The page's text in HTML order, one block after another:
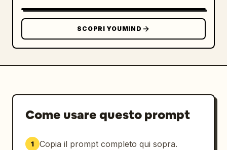
SCOPRI YOUMIND
Come usare questo prompt
1 Copia il prompt completo qui sopra.